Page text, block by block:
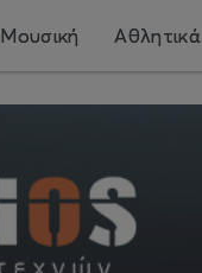
Μουσική Αθλητικά